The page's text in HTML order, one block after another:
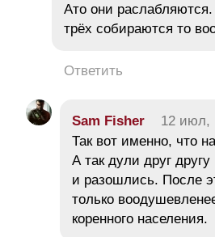
Ато они
трёх собираются то
Ответить
Sam Fishеr 12 июл,
Так вот именно, что
А так дули друг другу
и разошлись. После
только
коренного населения.